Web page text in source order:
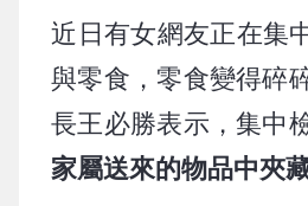
近日有女網友正在集
與零食，零食變得碎
長王必勝表示，集中
家屬送來的物品中夾